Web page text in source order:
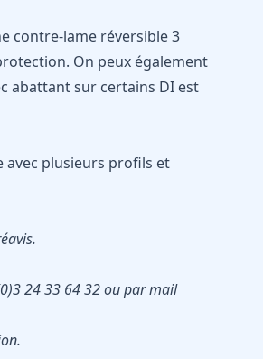
contre-lame réversible 3
On peux également
abattant sur certains DI est
avec plusieurs profils et
24 33 64 32 ou par mail